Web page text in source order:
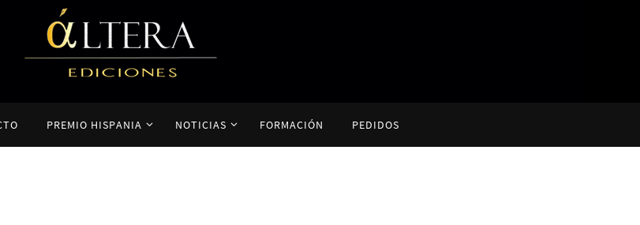
PREMIO HISPANIA NOTICIAS FORMACIÓN PEDIDOS